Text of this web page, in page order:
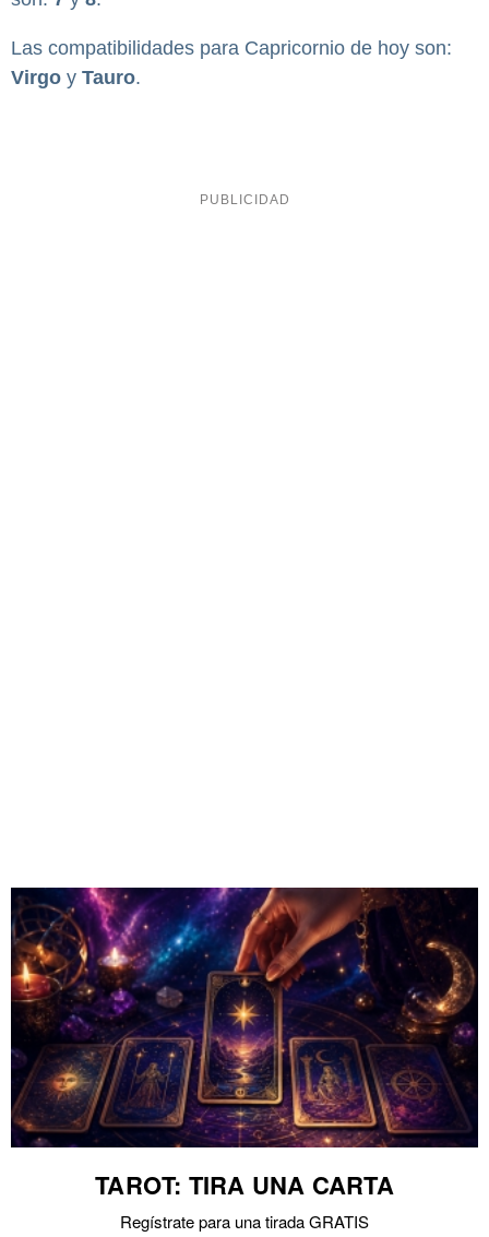
Las compatibilidades para Capricornio de hoy son:
Virgo y Tauro.
TAROT: TIRA UNA CARTA
Regístrate para una tirada GRATIS